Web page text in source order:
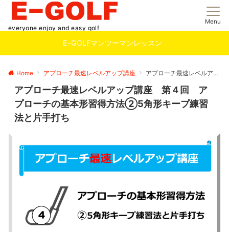
everyone enjoy and easy golf
Menu
E-GOLFマンツーマンレッスン
Home アプローチ最速レベルアップ講座 アプローチ最速レベルアップ講座 第４回 アプローチの基本形習得方法②5角形キープ練習法と片手打ち
アプローチ最速レベルアップ講座 第４回 ア
プローチの基本形習得方法②5角形キープ練習
法と片手打ち